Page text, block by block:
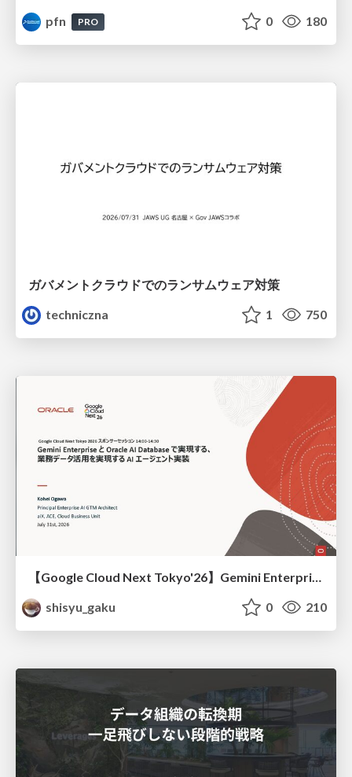
pfn
PRO 0 180
ガバメントクラウドでのランサムウェア対策
techniczna
1 750
【Google Cloud Next Tokyo'26】Gemini Enterprise と Oracle AI Database で実現する、 業務データ活用を実現する AI エージェント実装
shisyu_gaku
0 210